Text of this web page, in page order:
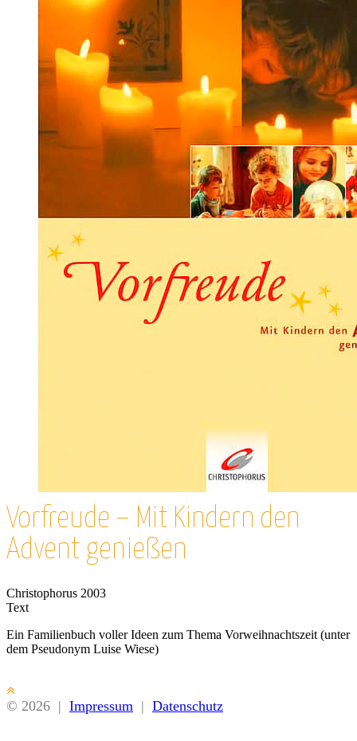
Vorfreude – Mit Kindern den
Advent genießen
Christophorus 2003
Text
Ein Familienbuch voller Ideen zum Thema Vorweihnachtszeit (unter
dem Pseudonym Luise Wiese)
© 2026 | Impressum | Datenschutz